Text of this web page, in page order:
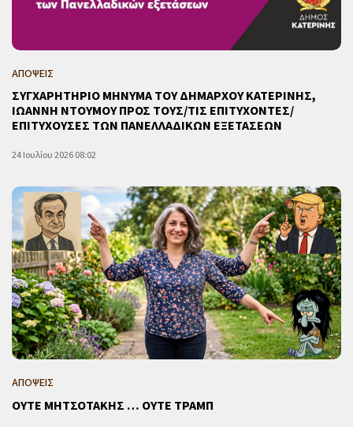
ΑΠΟΨΕΙΣ
ΣΥΓΧΑΡΗΤΗΡΙΟ ΜΗΝΥΜΑ ΤΟΥ ΔΗΜΑΡΧΟΥ ΚΑΤΕΡΙΝΗΣ,
ΙΩΑΝΝΗ ΝΤΟΥΜΟΥ ΠΡΟΣ ΤΟΥΣ/ΤΙΣ ΕΠΙΤΥΧΟΝΤΕΣ/
ΕΠΙΤΥΧΟΥΣΕΣ ΤΩΝ ΠΑΝΕΛΛΑΔΙΚΩΝ ΕΞΕΤΑΣΕΩΝ
24 Ιουλίου 2026 08:02
ΑΠΟΨΕΙΣ
ΟΥΤΕ ΜΗΤΣΟΤΑΚΗΣ … ΟΥΤΕ ΤΡΑΜΠ